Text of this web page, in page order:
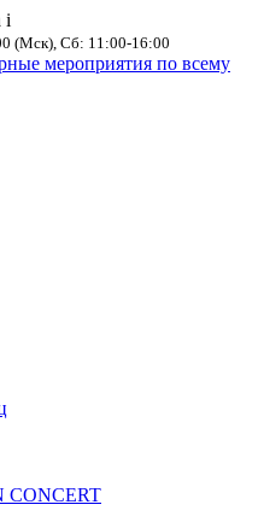
i
(Мск), Сб: 11:00-16:00
мероприятия по всему